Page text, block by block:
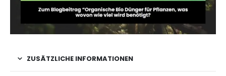
ZUSÄTZLICHE INFORMATIONEN